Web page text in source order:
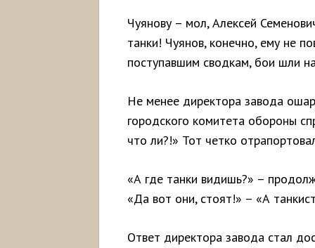
Чуянову – мол, Алексей
танки! Чуянов, конечно, ему не
поступавшим сводкам, бои шли
Не менее директора завода
городского комитета обороны
что ли?!» Тот четко
«А где танки видишь?» –
«Да вот они, стоят!» – «А
Ответ директора завода стал